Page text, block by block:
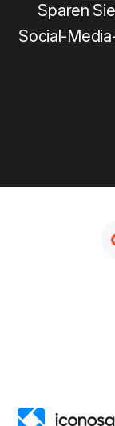
Sparen
Social-